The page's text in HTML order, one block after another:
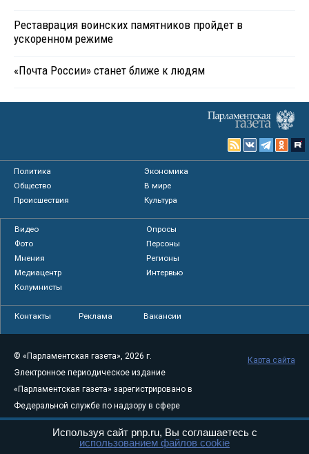
Реставрация воинских памятников пройдет в
ускоренном режиме
«Почта России» станет ближе к людям
Политика
Экономика
Общество
В мире
Происшествия
Культура
Видео
Опросы
Фото
Персоны
Мнения
Регионы
Медиацентр
Интервью
Колумнисты
Контакты Реклама Вакансии
© «Парламентская газета», 2026 г.
Электронное периодическое издание
«Парламентская газета» зарегистрировано в
Федеральной службе по надзору в сфере
связи, информационных технологий и
массовых коммуникаций (Роскомнадзор) 05
Карта сайта
Используя сайт pnp.ru, Вы соглашаетесь с
использованием файлов cookie